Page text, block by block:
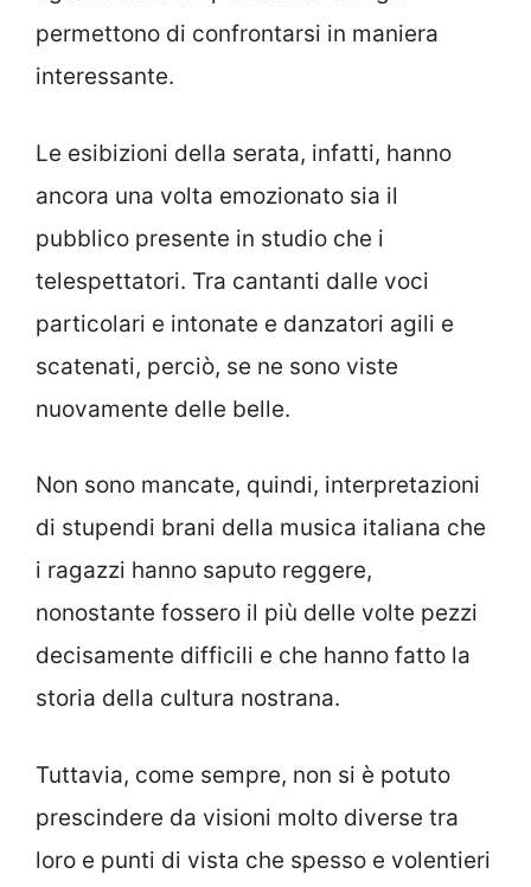
permettono di confrontarsi in maniera
interessante.
Le esibizioni della serata, infatti, hanno
ancora una volta emozionato sia il
pubblico presente in studio che i
telespettatori. Tra cantanti dalle voci
particolari e intonate e danzatori agili e
scatenati, perciò, se ne sono viste
nuovamente delle belle.
Non sono mancate, quindi, interpretazioni
di stupendi brani della musica italiana che
i ragazzi hanno saputo reggere,
nonostante fossero il più delle volte pezzi
decisamente difficili e che hanno fatto la
storia della cultura nostrana.
Tuttavia, come sempre, non si è potuto
prescindere da visioni molto diverse tra
loro e punti di vista che spesso e volentieri